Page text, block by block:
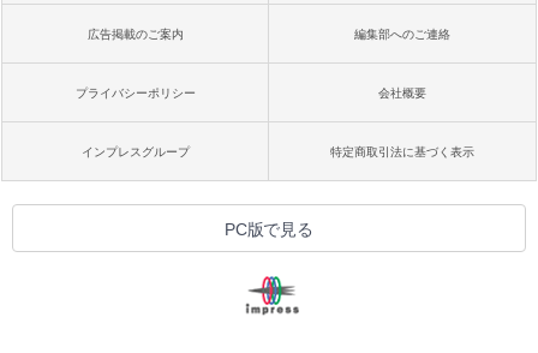
広告掲載のご案内 編集部へのご連絡
プライバシーポリシー 会社概要
インプレスグループ 特定商取引法に基づく表示
PC版で見る